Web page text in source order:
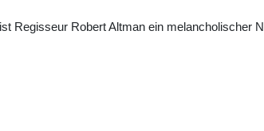
Regisseur Robert Altman ein melancholischer